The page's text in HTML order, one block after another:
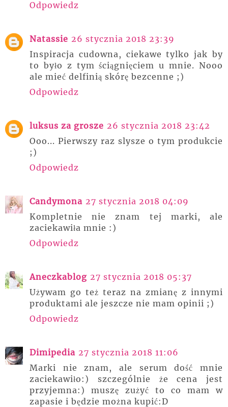
Odpowiedz
Natassie 26 stycznia 2018 23:39
Inspiracja cudowna, ciekawe tylko jak by
to było z tym ściągnięciem u mnie. Nooo
ale mieć delfinią skórę bezcenne ;)
Odpowiedz
luksus za grosze 26 stycznia 2018 23:42
Ooo... Pierwszy raz slysze o tym produkcie
;)
Odpowiedz
Candymona 27 stycznia 2018 04:09
Kompletnie nie znam tej marki, ale
zaciekawiła mnie :)
Odpowiedz
Aneczkablog 27 stycznia 2018 05:37
Używam go też teraz na zmianę z innymi
produktami ale jeszcze nie mam opinii ;)
Odpowiedz
Dimipedia 27 stycznia 2018 11:06
Marki nie znam, ale serum dość mnie
zaciekawiło:) szczególnie że cena jest
przyjemna:) muszę zużyć to co mam w
zapasie i będzie można kupić:D